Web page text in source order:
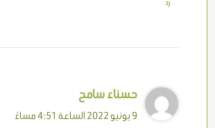
رد
حسناء سامح
9 يونيو 2022 الساعة 4:51 مساءً